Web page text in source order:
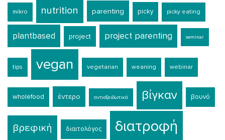
mikro nutrition parenting picky picky eating
plantbased project project parenting seminar
tips vegan vegetarian weaning webinar
wholefood έντερο αντιοξειδωτικά βίγκαν βουνό
βρεφική διαιτολόγος διατροφή